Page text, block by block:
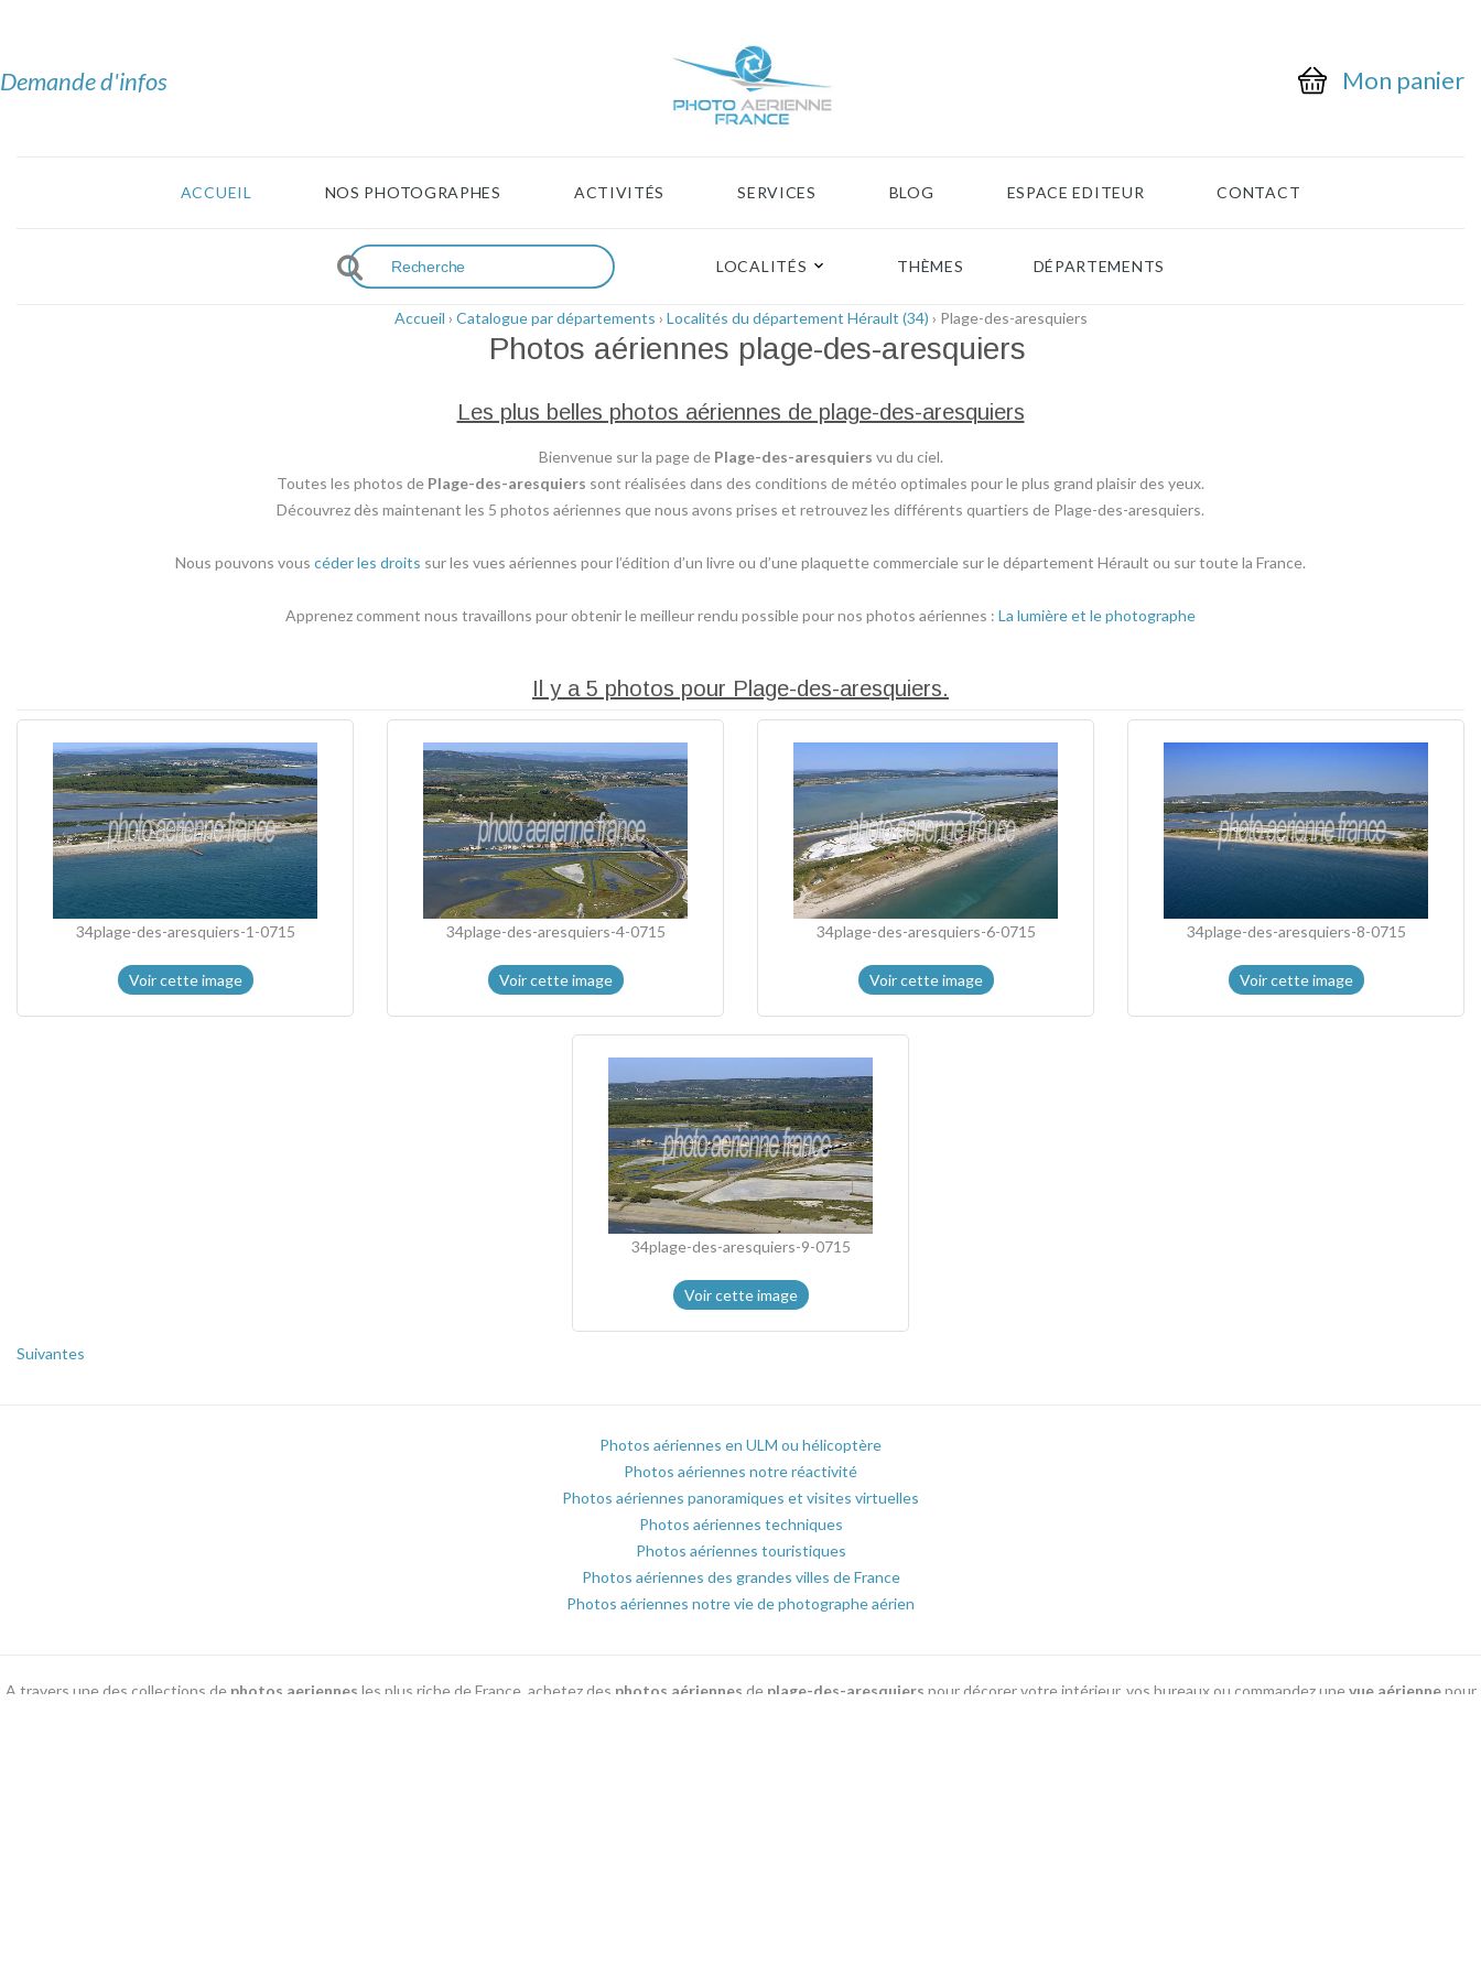
Demande d'infos Mon panier
ACCUEIL NOS PHOTOGRAPHES ACTIVITÉS SERVICES BLOG ESPACE EDITEUR CONTACT
LOCALITÉS THÈMES DÉPARTEMENTS
Accueil › Catalogue par départements › Localités du département Hérault (34) › Plage-des-aresquiers
Photos aériennes plage-des-aresquiers
Les plus belles photos aériennes de plage-des-aresquiers
Bienvenue sur la page de Plage-des-aresquiers vu du ciel.
Toutes les photos de Plage-des-aresquiers sont réalisées dans des conditions de météo optimales pour le plus grand plaisir des yeux.
Découvrez dès maintenant les 5 photos aériennes que nous avons prises et retrouvez les différents quartiers de Plage-des-aresquiers.
Nous pouvons vous céder les droits sur les vues aériennes pour l’édition d’un livre ou d’une plaquette commerciale sur le département Hérault ou sur toute la France.
Apprenez comment nous travaillons pour obtenir le meilleur rendu possible pour nos photos aériennes : La lumière et le photographe
Il y a 5 photos pour Plage-des-aresquiers.
34plage-des-aresquiers-1-0715
Voir cette image
34plage-des-aresquiers-4-0715
Voir cette image
34plage-des-aresquiers-6-0715
Voir cette image
34plage-des-aresquiers-8-0715
Voir cette image
34plage-des-aresquiers-9-0715
Voir cette image
Suivantes
Photos aériennes en ULM ou hélicoptère
Photos aériennes notre réactivité
Photos aériennes panoramiques et visites virtuelles
Photos aériennes techniques
Photos aériennes touristiques
Photos aériennes des grandes villes de France
Photos aériennes notre vie de photographe aérien
A travers une des collections de photos aeriennes les plus riche de France, achetez des photos aériennes de plage-des-aresquiers pour décorer votre intérieur, vos bureaux ou commandez unevue aériennepour